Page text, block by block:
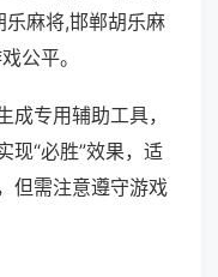
麻将,邯郸胡乐麻
公平。
成专用辅助工具，
现“必胜”效果，适
但需注意遵守游戏